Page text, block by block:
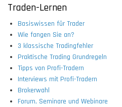
Traden-Lernen
Basiswissen für Trader
Wie fangen Sie an?
3 klassische Tradingfehler
Praktische Trading Grundregeln
Tipps von Profi-Tradern
Interviews mit Profi-Tradern
Brokerwahl
Forum, Seminare und Webinare